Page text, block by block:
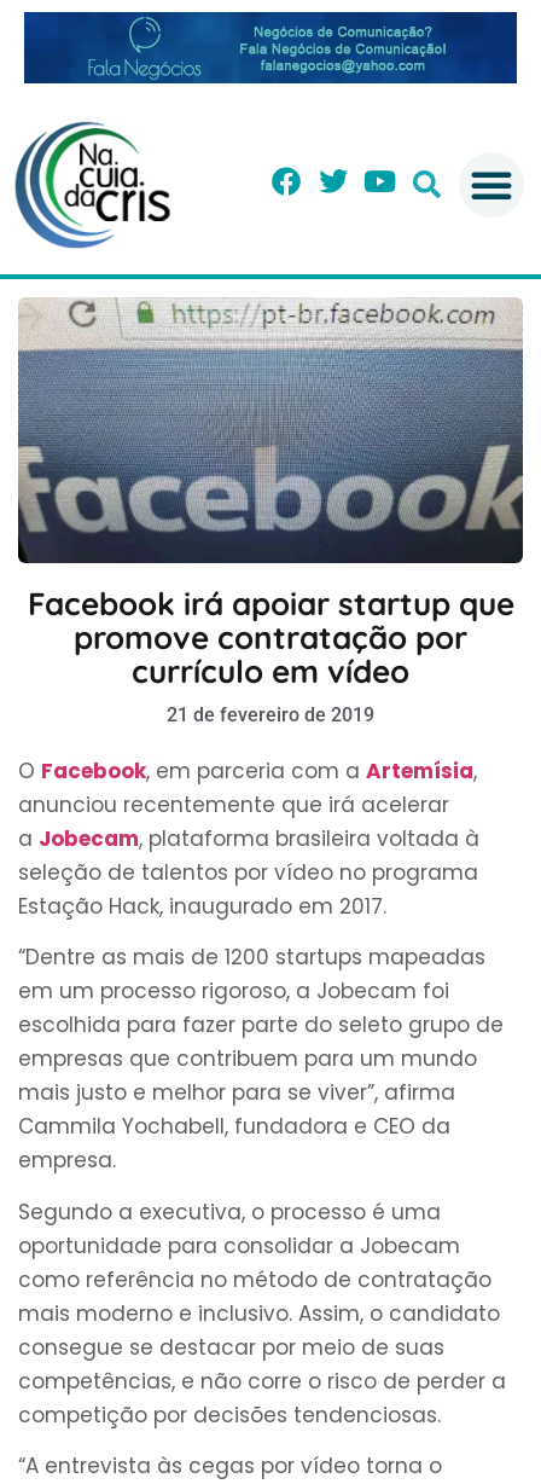
Facebook irá apoiar startup que
promove contratação por
currículo em vídeo
21 de fevereiro de 2019
O Facebook, em parceria com a Artemísia,
anunciou recentemente que irá acelerar
a Jobecam, plataforma brasileira voltada à
seleção de talentos por vídeo no programa
Estação Hack, inaugurado em 2017.
“Dentre as mais de 1200 startups mapeadas
em um processo rigoroso, a Jobecam foi
escolhida para fazer parte do seleto grupo de
empresas que contribuem para um mundo
mais justo e melhor para se viver”, afirma
Cammila Yochabell, fundadora e CEO da
empresa.
Segundo a executiva, o processo é uma
oportunidade para consolidar a Jobecam
como referência no método de contratação
mais moderno e inclusivo. Assim, o candidato
consegue se destacar por meio de suas
competências, e não corre o risco de perder a
competição por decisões tendenciosas.
“A entrevista às cegas por vídeo torna o